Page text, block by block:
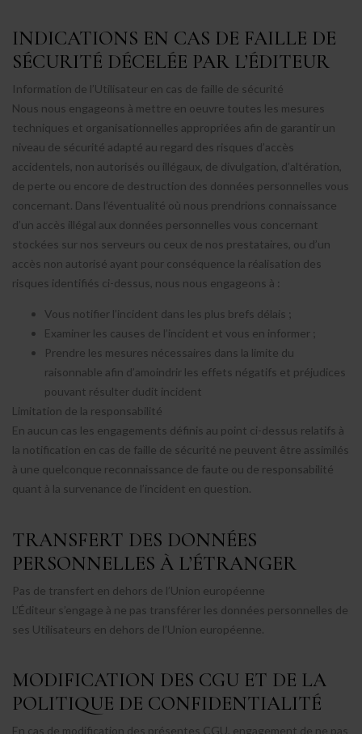
INDICATIONS EN CAS DE FAILLE DE
SÉCURITÉ DÉCELÉE PAR L’ÉDITEUR
Information de l’Utilisateur en cas de faille de sécurité
Nous nous engageons à mettre en oeuvre toutes les mesures
techniques et organisationnelles appropriées afin de garantir un
niveau de sécurité adapté au regard des risques d’accès
accidentels, non autorisés ou illégaux, de divulgation, d’altération,
de perte ou encore de destruction des données personnelles vous
concernant. Dans l’éventualité où nous prendrions connaissance
d’un accès illégal aux données personnelles vous concernant
stockées sur nos serveurs ou ceux de nos prestataires, ou d’un
accès non autorisé ayant pour conséquence la réalisation des
risques identifiés ci-dessus, nous nous engageons à :
Vous notifier l’incident dans les plus brefs délais ;
Examiner les causes de l’incident et vous en informer ;
Prendre les mesures nécessaires dans la limite du
raisonnable afin d’amoindrir les effets négatifs et préjudices
pouvant résulter dudit incident
Limitation de la responsabilité
En aucun cas les engagements définis au point ci-dessus relatifs à
la notification en cas de faille de sécurité ne peuvent être assimilés
à une quelconque reconnaissance de faute ou de responsabilité
quant à la survenance de l’incident en question.
TRANSFERT DES DONNÉES
PERSONNELLES À L’ÉTRANGER
Pas de transfert en dehors de l’Union européenne
L’Éditeur s’engage à ne pas transférer les données personnelles de
ses Utilisateurs en dehors de l’Union européenne.
MODIFICATION DES CGU ET DE LA
POLITIQUE DE CONFIDENTIALITÉ
En cas de modification des présentes CGU, engagement de ne pas